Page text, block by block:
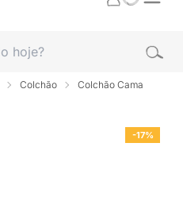
Colchão Colchão Cama
-17%